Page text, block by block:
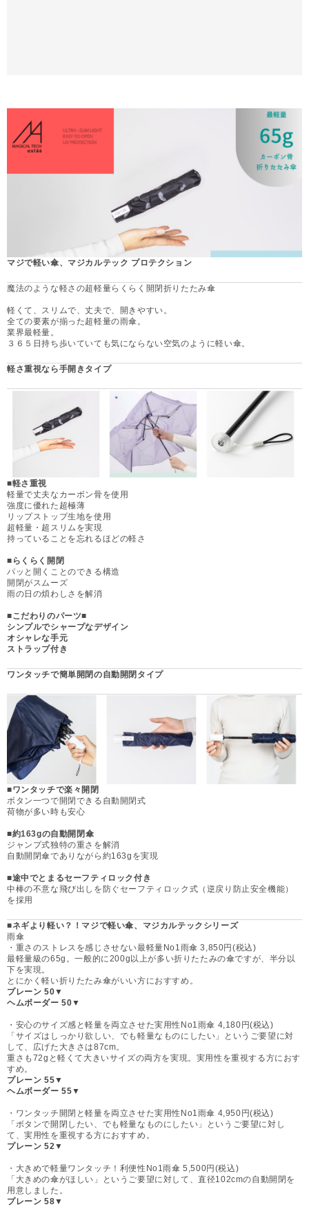
マジで軽い傘、マジカルテック プロテクション
魔法のような軽さの超軽量らくらく開閉折りたたみ傘
軽くて、スリムで、丈夫で、開きやすい。
全ての要素が揃った超軽量の雨傘。
業界最軽量。
３６５日持ち歩いていても気にならない空気のように軽い傘。
軽さ重視なら手開きタイプ
■軽さ重視
軽量で丈夫なカーボン骨を使用
強度に優れた超極薄
リップストップ生地を使用
超軽量・超スリムを実現
持っていることを忘れるほどの軽さ
■らくらく開閉
パッと開くことのできる構造
開閉がスムーズ
雨の日の煩わしさを解消
■こだわりのパーツ■
シンプルでシャープなデザイン
オシャレな手元
ストラップ付き
ワンタッチで簡単開閉の自動開閉タイプ
■ワンタッチで楽々開閉
ボタン一つで開閉できる自動開閉式
荷物が多い時も安心
■約163gの自動開閉傘
ジャンプ式独特の重さを解消
自動開閉傘でありながら約163gを実現
■途中でとまるセーフティロック付き
中棒の不意な飛び出しを防ぐセーフティロック式（逆戻り防止安全機能）
を採用
■ネギより軽い？！マジで軽い傘、マジカルテックシリーズ
雨傘
・重さのストレスを感じさせない最軽量No1雨傘 3,850円(税込)
最軽量級の65g。一般的に200g以上が多い折りたたみの傘ですが、半分以
下を実現。
とにかく軽い折りたたみ傘がいい方におすすめ。
プレーン 50▼
ヘムボーダー 50▼
・安心のサイズ感と軽量を両立させた実用性No1雨傘 4,180円(税込)
「サイズはしっかり欲しい、でも軽量なものにしたい」というご要望に対
して、広げた大きさは87cm。
重さも72gと軽くて大きいサイズの両方を実現。実用性を重視する方におす
すめ。
プレーン 55▼
ヘムボーダー 55▼
・ワンタッチ開閉と軽量を両立させた実用性No1雨傘 4,950円(税込)
「ボタンで開閉したい、でも軽量なものにしたい」というご要望に対し
て、実用性を重視する方におすすめ。
プレーン 52▼
・大きめで軽量ワンタッチ！利便性No1雨傘 5,500円(税込)
「大きめの傘がほしい」というご要望に対して、直径102cmの自動開閉を
用意しました。
プレーン 58▼